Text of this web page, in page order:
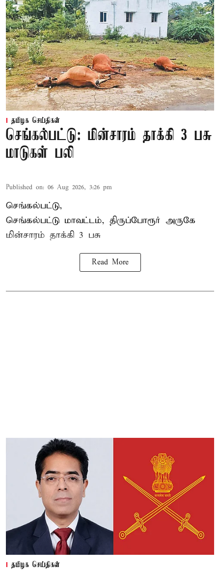
தமிழக செய்திகள்
செங்கல்பட்டு: மின்சாரம் தாக்கி 3 பசு
மாடுகள் பலி
Published on: 06 Aug 2026, 3:26 pm
செங்கல்பட்டு,
செங்கல்பட்டு மாவட்டம், திருப்போரூர் அருகே
மின்சாரம் தாக்கி 3 பசு
Read More
தமிழக செய்திகள்